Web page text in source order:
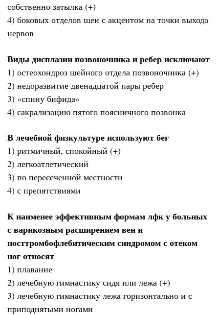
собственно затылка (+)
4) боковых отделов шеи с акцентом на точки выхода
нервов
Виды дисплазии позвоночника и ребер исключают
1) остеохондроз шейного отдела позвоночника (+)
2) недоразвитие двенадцатой пары ребер
3) «спину бифида»
4) сакрализацию пятого поясничного позвонка
В лечебной физкультуре используют бег
1) ритмичный, спокойный (+)
2) легкоатлетический
3) по пересеченной местности
4) с препятствиями
К наименее эффективным формам лфк у больных
с варикозным расширением вен и
посттромбофлебитическим синдромом с отеком
ног относят
1) плавание
2) лечебную гимнастику сидя или лежа (+)
3) лечебную гимнастику лежа горизонтально и с
приподнятыми ногами